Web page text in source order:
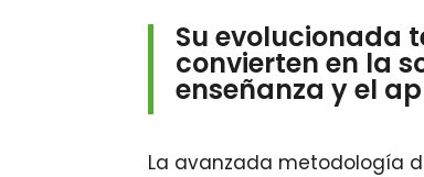
Su evolucionada
convierten en la
enseñanza y el
La avanzada metodología